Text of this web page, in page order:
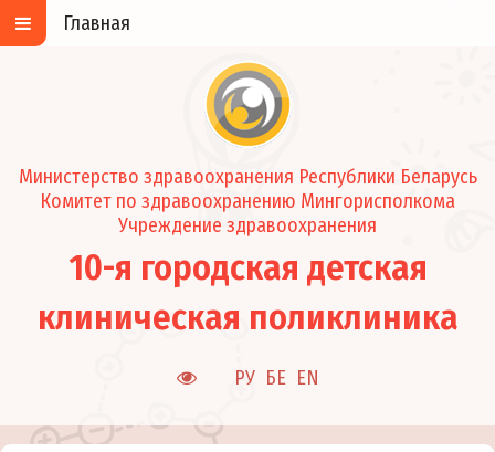
Министерство здравоохранения Республики Беларусь
Комитет по здравоохранению Мингорисполкома
Учреждение здравоохранения
10-я городская детская
клиническая поликлиника
РУ БЕ EN
Главная